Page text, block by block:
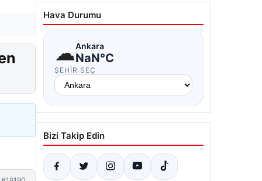
Hava Durumu
☁Ankara
NaN°C
ŞEHIR SEÇ
Bizi Takip Edin